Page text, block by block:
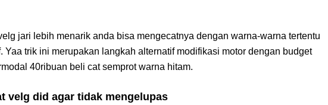
jari lebih menarik anda bisa mengecatnya dengan warna-warna tertentu
Yaa trik ini merupakan langkah alternatif modifikasi motor dengan budget
40ribuan beli cat semprot warna hitam.
velg did agar tidak mengelupas